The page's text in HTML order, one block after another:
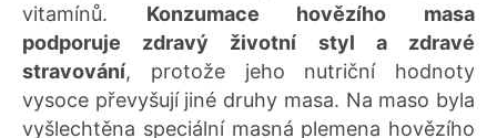
vitamínů. Konzumace hovězího masa
podporuje zdravý životní styl a zdravé
stravování, protože jeho nutriční hodnoty
vysoce převyšují jiné druhy masa. Na maso byla
vyšlechtěna speciální masná plemena hovězího